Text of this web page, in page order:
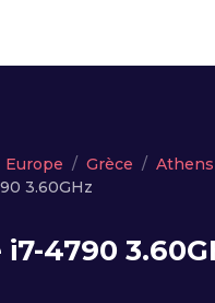
Cloud serveur
Serveurs dédiés
Europe Grèce
Athens
3.60GHz
4790